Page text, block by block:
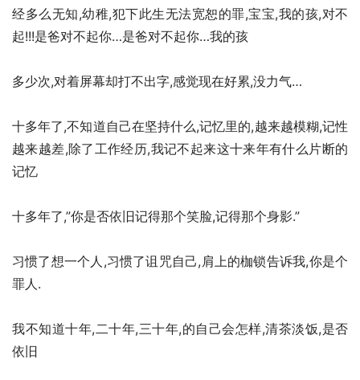
经多么无知,幼稚,犯下此生无法宽恕的罪,宝宝,我的孩,对不
起!!!是爸对不起你…是爸对不起你…我的孩
多少次,对着屏幕却打不出字,感觉现在好累,没力气…
十多年了,不知道自己在坚持什么,记忆里的,越来越模糊,记性
越来越差,除了工作经历,我记不起来这十来年有什么片断的
记忆
十多年了,”你是否依旧记得那个笑脸,记得那个身影.”
习惯了想一个人,习惯了诅咒自己,肩上的枷锁告诉我,你是个
罪人.
我不知道十年,二十年,三十年,的自己会怎样,清茶淡饭,是否
依旧